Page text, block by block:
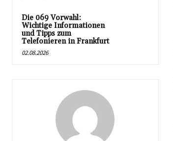
Die 069 Vorwahl:
Wichtige Informationen
und Tipps zum
Telefonieren in Frankfurt
02.08.2026